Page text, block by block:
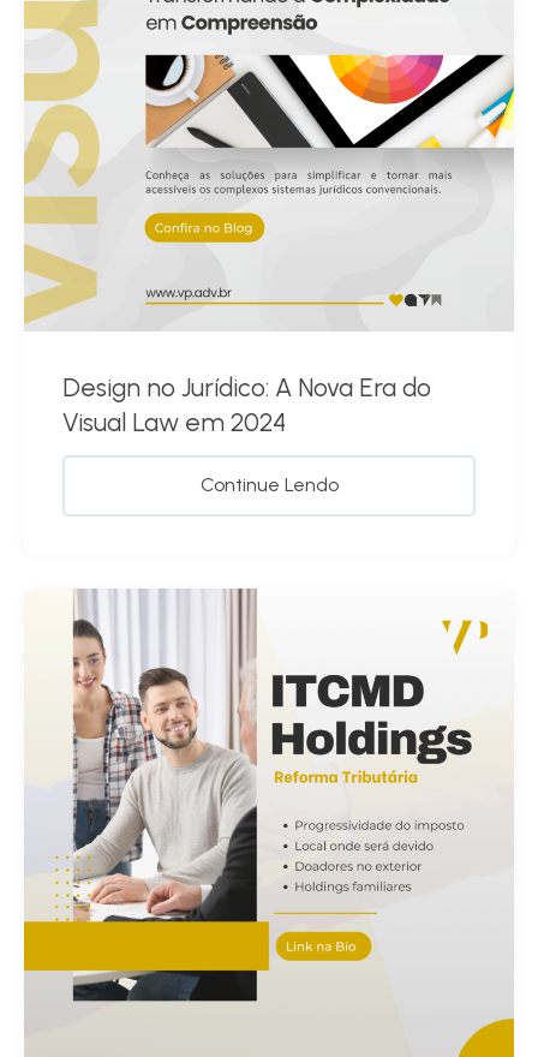
Design no Jurídico: A Nova Era do
Visual Law em 2024
Continue Lendo